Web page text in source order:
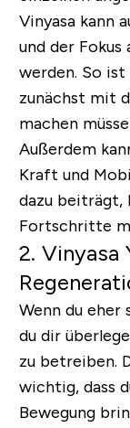
Vinyasa kann
und der Fokus
werden. So
zunächst mit
machen
Außerdem
Kraft und
dazu beiträgt,
Fortschritte
2. Vinyasa
Wenn du eher
du dir
zu betreiben.
wichtig, dass
Bewegung